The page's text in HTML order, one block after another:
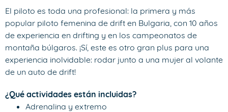
El piloto es toda una profesional: la primera y más
popular piloto femenina de drift en Bulgaria, con 10 años
de experiencia en drifting y en los campeonatos de
montaña búlgaros. ¡Sí, este es otro gran plus para una
experiencia inolvidable: rodar junto a una mujer al volante
de un auto de drift!
¿Qué actividades están incluidas?
Adrenalina y extremo